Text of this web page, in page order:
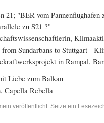
21; "BER vom Pannenflughafen
zu S21 ?"
Sundarbans to Stuttgart -
in Rampal,
Liebe zum Balkan
Capella Rebella
veröffentlicht. Setze ein